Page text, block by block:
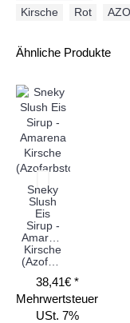
Kirsche
Rot
Ähnliche Produkte
Sneky
Slush
Eis
Sirup -
Amarena
Kirsche
38,41€ *
Mehrwertsteuer
USt. 7%